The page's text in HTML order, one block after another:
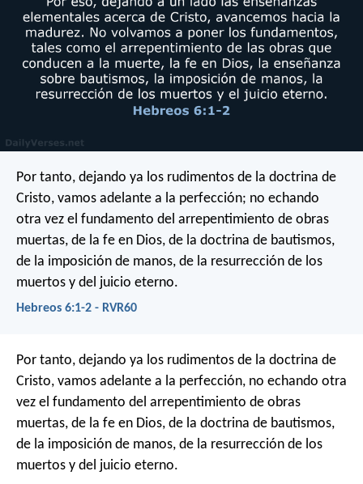
Por tanto, dejando ya los rudimentos de la doctrina de
Cristo, vamos adelante a la perfección; no echando
otra vez el fundamento del arrepentimiento de obras
muertas, de la fe en Dios, de la doctrina de bautismos,
de la imposición de manos, de la resurrección de los
muertos y del juicio eterno.
Hebreos 6:1-2 - RVR60
Por tanto, dejando ya los rudimentos de la doctrina de
Cristo, vamos adelante a la perfección, no echando otra
vez el fundamento del arrepentimiento de obras
muertas, de la fe en Dios, de la doctrina de bautismos,
de la imposición de manos, de la resurrección de los
muertos y del juicio eterno.